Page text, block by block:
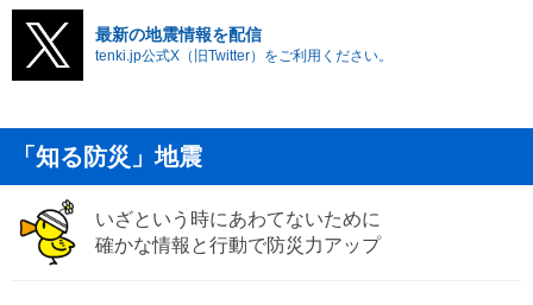
最新の地震情報を配信
tenki.jp公式X（旧Twitter）をご利用ください。
「知る防災」地震
いざという時にあわてないために
確かな情報と行動で防災力アップ